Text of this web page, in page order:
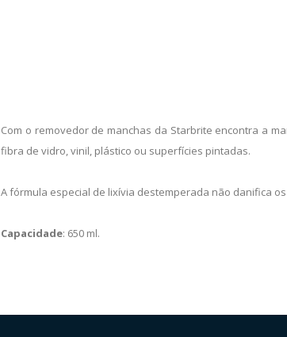
Com o removedor de manchas da Starbrite encontra a
fibra de vidro, vinil, plástico ou superfícies pintadas.
A fórmula especial de lixívia destemperada não danifica
Capacidade: 650 ml.